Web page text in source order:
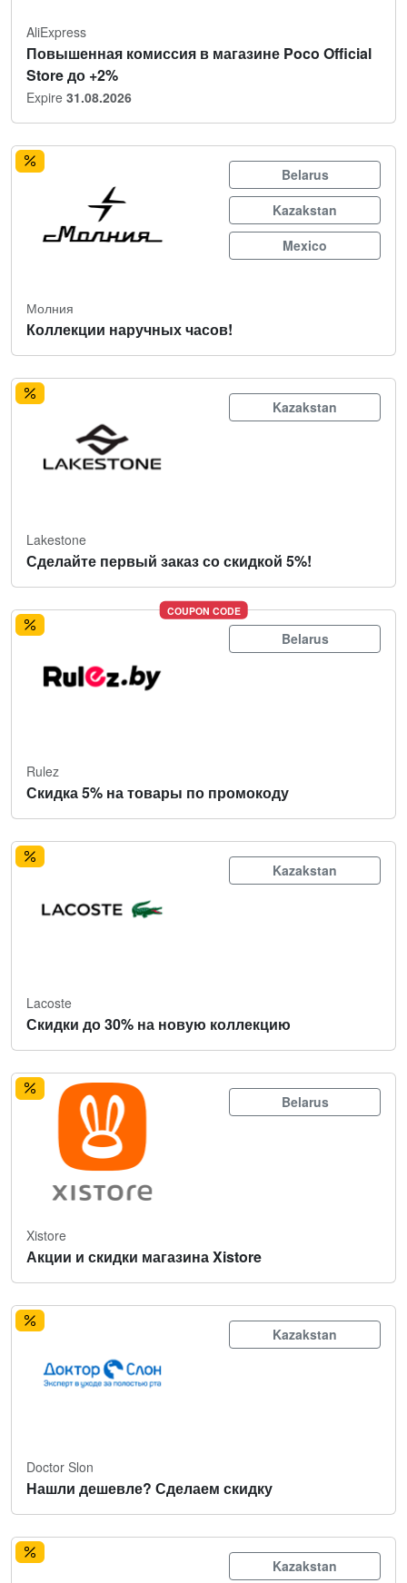
AliExpress
Повышенная комиссия в магазине Poco Official
Store до +2%
Expire 31.08.2026
Belarus
Kazakstan
Mexico
Молния
Коллекции наручных часов!
Kazakstan
Lakestone
Сделайте первый заказ со скидкой 5%!
COUPON CODE
Belarus
Rulez
Скидка 5% на товары по промокоду
Kazakstan
Lacoste
Скидки до 30% на новую коллекцию
Belarus
Xistore
Акции и скидки магазина Xistore
Kazakstan
Doctor Slon
Нашли дешевле? Сделаем скидку
Kazakstan